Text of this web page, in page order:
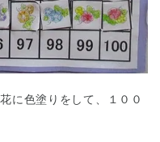
に色塗りをして、１００